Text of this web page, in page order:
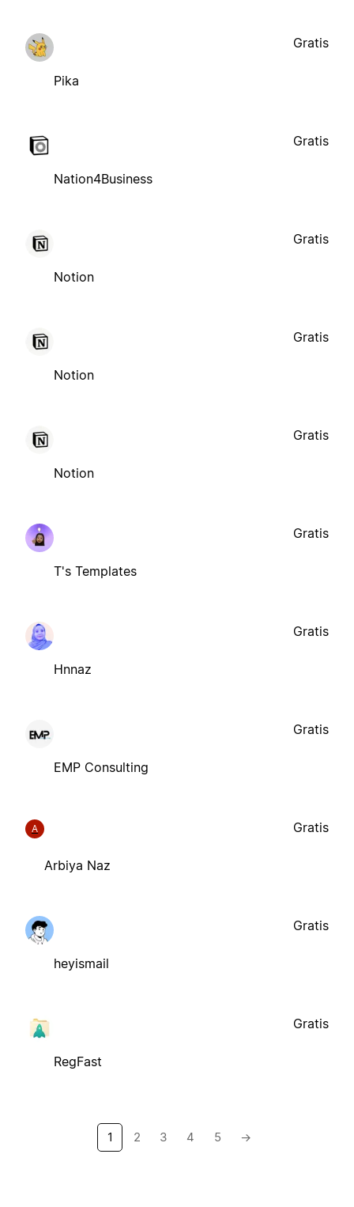
Pika
Gratis
Nation4Business
Gratis
Notion
Gratis
Notion
Gratis
Notion
Gratis
T's Templates
Gratis
Hnnaz
Gratis
EMP Consulting
Gratis
A
Arbiya Naz
Gratis
heyismail
Gratis
RegFast
Gratis
1 2 3 4 5 →